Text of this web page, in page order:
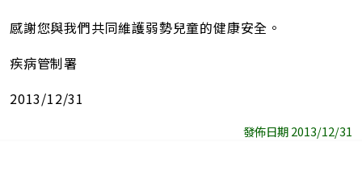
感謝您與我們共同維護弱勢兒童的健康安全。
疾病管制署
2013/12/31
發佈日期 2013/12/31